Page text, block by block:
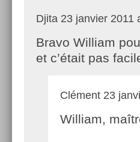
Djita 23 janvier 2011
Bravo William
et c’était pas
Clément 23
William,